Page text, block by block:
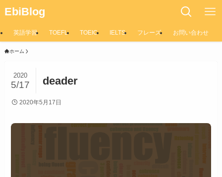
EbiBlog
英語学習 TOEFL TOEIC IELTS フレーズ お問い合わせ
ホーム
deader
2020
5/17
2020年5月17日